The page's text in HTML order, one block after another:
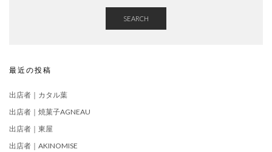
SEARCH
最近の投稿
出店者｜カタル葉
出店者｜焼菓子AGNEAU
出店者｜東屋
出店者｜AKINOMISE